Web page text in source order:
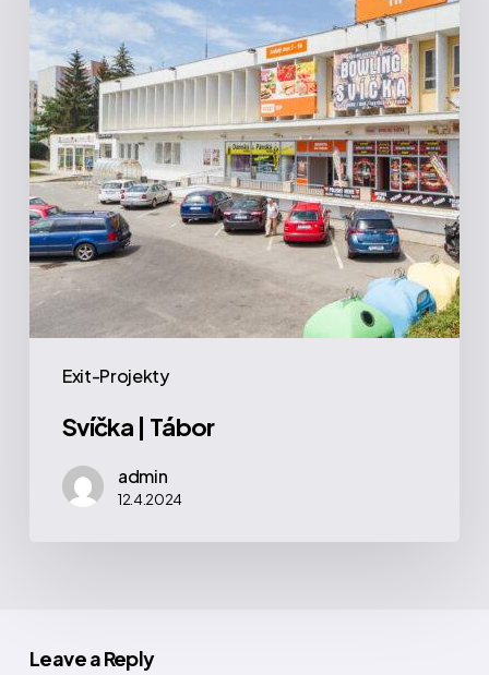
Exit-Projekty
Svíčka | Tábor
admin
12.4.2024
Leave a Reply